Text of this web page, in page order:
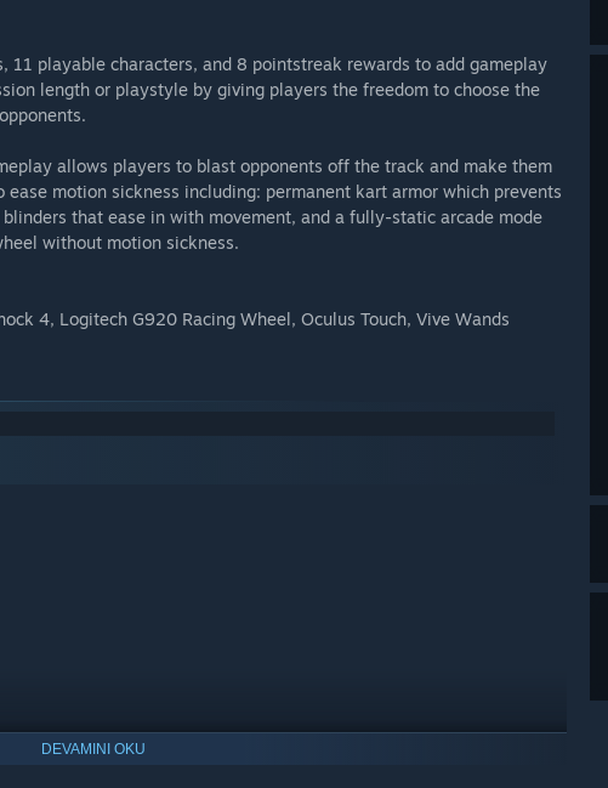
playable characters, and 8 pointstreak rewards to add gameplay
length or playstyle by giving players the freedom to choose the
allows players to blast opponents off the track and make them
motion sickness including: permanent kart armor which prevents
that ease in with movement, and a fully-static arcade mode
without motion sickness.
4, Logitech G920 Racing Wheel, Oculus Touch, Vive Wands
DEVAMINI OKU